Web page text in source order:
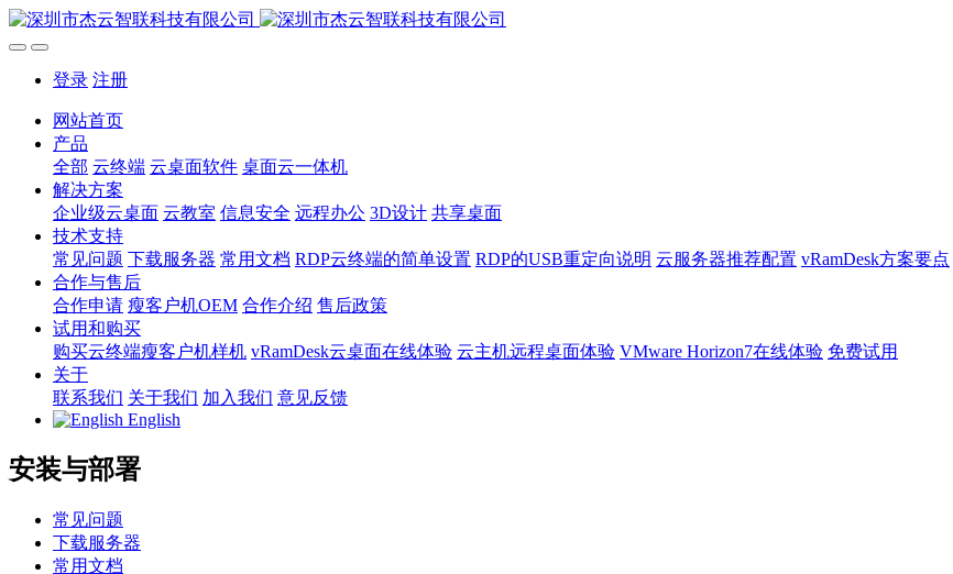
登录 注册
网站首页
产品
全部 云终端 云桌面软件 桌面云一体机
解决方案
企业级云桌面 云教室 信息安全 远程办公 3D设计 共享桌面
技术支持
常见问题 下载服务器 常用文档 RDP云终端的简单设置 RDP的USB重定向说明 云服务器推荐配置 vRamDesk方案要点
合作与售后
合作申请 瘦客户机OEM 合作介绍 售后政策
试用和购买
购买云终端瘦客户机样机 vRamDesk云桌面在线体验 云主机远程桌面体验 VMware Horizon7在线体验 免费试用
关于
联系我们 关于我们 加入我们 意见反馈
English
安装与部署
常见问题
下载服务器
常用文档